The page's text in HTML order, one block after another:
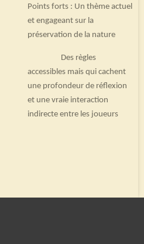
Points forts : Un thème actuel
et engageant sur la
préservation de la nature
Des règles
accessibles mais qui cachent
une profondeur de réflexion
et une vraie interaction
indirecte entre les joueurs